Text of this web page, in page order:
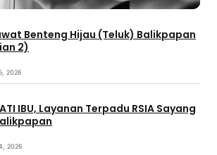
Benteng Hijau (Teluk) Balikpapan
2)
2026
IBU, Layanan Terpadu RSIA Sayang
2026